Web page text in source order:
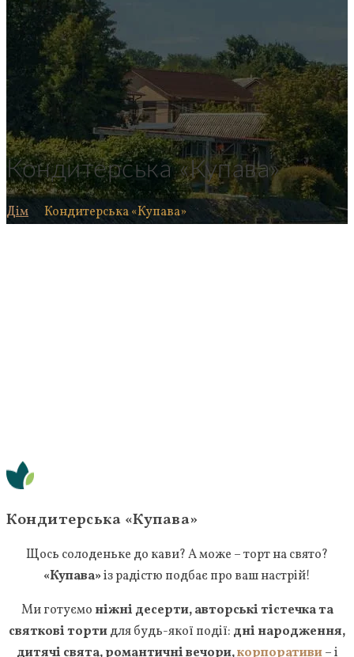
Кондитерська «Купава»
Дім Кондитерська «Купава»
Кондитерська «Купава»
Щось солоденьке до кави? А може – торт на свято?
«Купава»із радістю подбає про ваш настрій!
Ми готуємо ніжні десерти, авторські тістечка та
святкові тортидля будь-якої події: дні народження,
дитячі свята, романтичні вечори,корпоративи– і